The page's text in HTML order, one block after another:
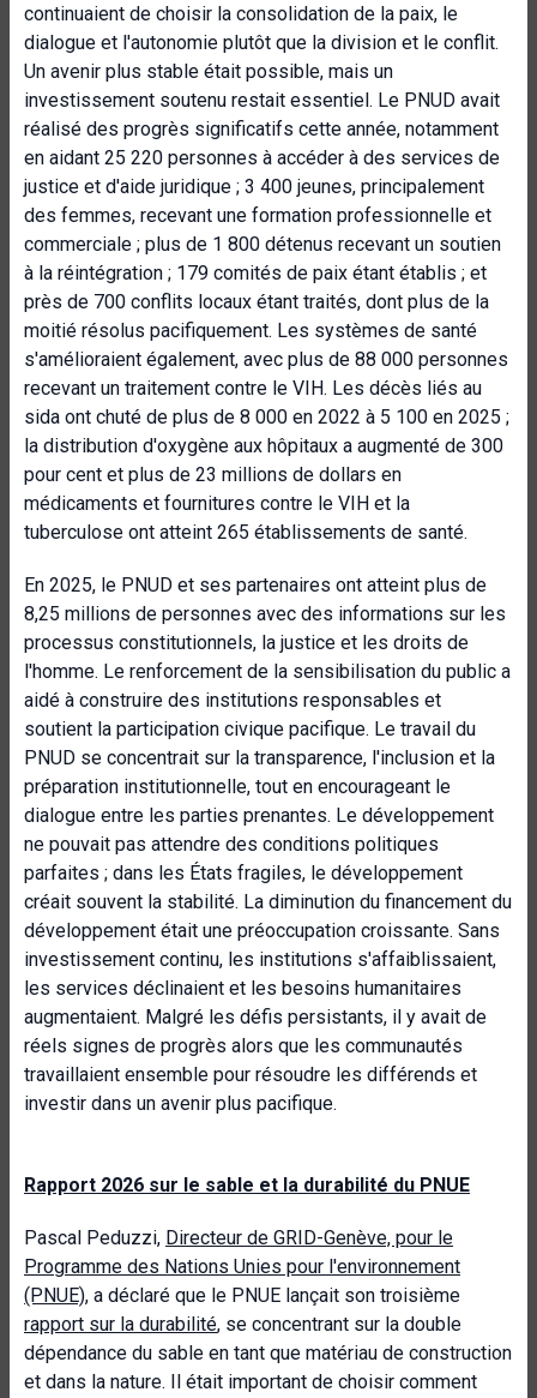
continuaient de choisir la consolidation de la paix, le
dialogue et l'autonomie plutôt que la division et le conflit.
Un avenir plus stable était possible, mais un
investissement soutenu restait essentiel. Le PNUD avait
réalisé des progrès significatifs cette année, notamment
en aidant 25 220 personnes à accéder à des services de
justice et d'aide juridique ; 3 400 jeunes, principalement
des femmes, recevant une formation professionnelle et
commerciale ; plus de 1 800 détenus recevant un soutien
à la réintégration ; 179 comités de paix étant établis ; et
près de 700 conflits locaux étant traités, dont plus de la
moitié résolus pacifiquement. Les systèmes de santé
s'amélioraient également, avec plus de 88 000 personnes
recevant un traitement contre le VIH. Les décès liés au
sida ont chuté de plus de 8 000 en 2022 à 5 100 en 2025 ;
la distribution d'oxygène aux hôpitaux a augmenté de 300
pour cent et plus de 23 millions de dollars en
médicaments et fournitures contre le VIH et la
tuberculose ont atteint 265 établissements de santé.
En 2025, le PNUD et ses partenaires ont atteint plus de
8,25 millions de personnes avec des informations sur les
processus constitutionnels, la justice et les droits de
l'homme. Le renforcement de la sensibilisation du public a
aidé à construire des institutions responsables et
soutient la participation civique pacifique. Le travail du
PNUD se concentrait sur la transparence, l'inclusion et la
préparation institutionnelle, tout en encourageant le
dialogue entre les parties prenantes. Le développement
ne pouvait pas attendre des conditions politiques
parfaites ; dans les États fragiles, le développement
créait souvent la stabilité. La diminution du financement du
développement était une préoccupation croissante. Sans
investissement continu, les institutions s'affaiblissaient,
les services déclinaient et les besoins humanitaires
augmentaient. Malgré les défis persistants, il y avait de
réels signes de progrès alors que les communautés
travaillaient ensemble pour résoudre les différends et
investir dans un avenir plus pacifique.
Rapport 2026 sur le sable et la durabilité du PNUE
Pascal Peduzzi, Directeur de GRID-Genève, pour le
Programme des Nations Unies pour l'environnement
(PNUE), a déclaré que le PNUE lançait son troisième
rapport sur la durabilité, se concentrant sur la double
dépendance du sable en tant que matériau de construction
et dans la nature. Il était important de choisir comment